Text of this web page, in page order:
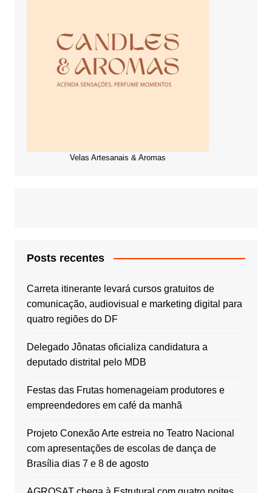
Velas Artesanais & Aromas
Posts recentes
Carreta itinerante levará cursos gratuitos de
comunicação, audiovisual e marketing digital para
quatro regiões do DF
Delegado Jônatas oficializa candidatura a
deputado distrital pelo MDB
Festas das Frutas homenageiam produtores e
empreendedores em café da manhã
Projeto Conexão Arte estreia no Teatro Nacional
com apresentações de escolas de dança de
Brasília dias 7 e 8 de agosto